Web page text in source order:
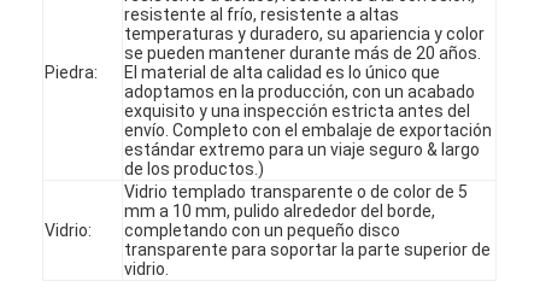
Productos
Los vídeos
Espectáculo VR
Sobre nosotros
Recorrido por la fábrica
Piedra:
resistente al frío, resistente a altas
temperaturas y duradero, su apariencia y color
se pueden mantener durante más de 20 años.
El material de alta calidad es lo único que
adoptamos en la producción, con un acabado
exquisito y una inspección estricta antes del
envío. Completo con el embalaje de exportación
estándar extremo para un viaje seguro & largo
de los productos.)
Vidrio:
Vidrio templado transparente o de color de 5
mm a 10 mm, pulido alrededor del borde,
completando con un pequeño disco
transparente para soportar la parte superior de
vidrio.